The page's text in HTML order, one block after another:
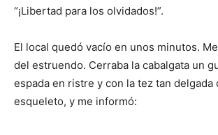
“¡Libertad para los olvidados!”.
El local quedó vacío en unos minutos.
del estruendo. Cerraba la cabalgata un
espada en ristre y con la tez tan delgada
esqueleto, y me informó: